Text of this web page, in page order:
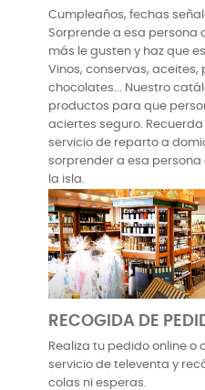
Cumpleaños, fechas
Sorprende a esa persona
más le gusten y haz que
Vinos, conservas, aceites,
chocolates... Nuestro
productos para que
aciertes seguro.
servicio de reparto a
sorprender a esa
la isla.
RECOGIDA DE
Realiza tu pedido online o
servicio de televenta y
colas ni esperas.